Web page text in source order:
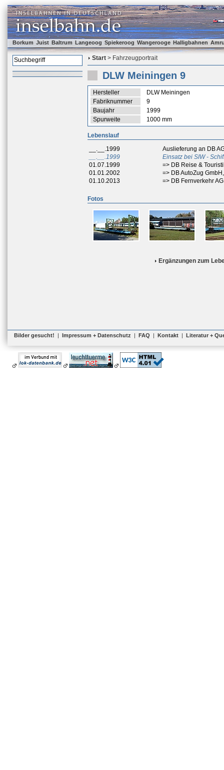
Borkum Juist Baltrum Langeoog Spiekeroog Wangerooge Halligbahnen
Start > Fahrzeugportrait
DLW Meiningen 9
Hersteller
DLW Meiningen
Fabriknummer
9
Baujahr
1999
Spurweite
1000 mm
Lebenslauf
__.__.1999
Auslieferung an DB
__.__.1999
Einsatz bei SIW -
01.07.1999
=> DB Reise &
01.01.2002
=> DB AutoZug
01.10.2013
=> DB Fernverkehr AG
Fotos
Ergänzungen zum
Bilder gesucht! | Impressum + Datenschutz | FAQ | Kontakt | Literatur +